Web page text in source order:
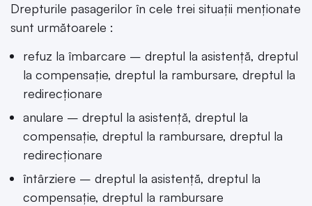
Drepturile pasagerilor în cele trei situaţii menţionate
sunt următoarele :
refuz la îmbarcare – dreptul la asistenţă, dreptul
la compensaţie, dreptul la rambursare, dreptul la
redirecţionare
anulare – dreptul la asistenţă, dreptul la
compensaţie, dreptul la rambursare, dreptul la
redirecţionare
întârziere – dreptul la asistenţă, dreptul la
compensaţie, dreptul la rambursare